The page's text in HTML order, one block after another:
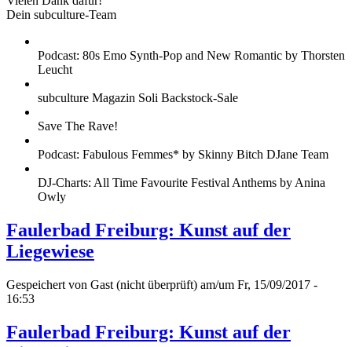
Dein subculture-Team
Podcast: 80s Emo Synth-Pop and New Romantic by Thorsten
Leucht
subculture Magazin Soli Backstock-Sale
Save The Rave!
Podcast: Fabulous Femmes* by Skinny Bitch DJane Team
DJ-Charts: All Time Favourite Festival Anthems by Anina
Owly
Faulerbad Freiburg: Kunst auf der
Liegewiese
Gespeichert von Gast (nicht überprüft) am/um Fr, 15/09/2017 -
16:53
Faulerbad Freiburg: Kunst auf der